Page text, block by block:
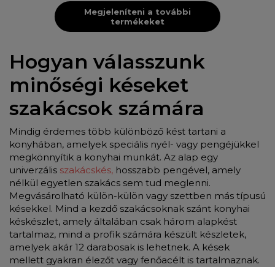
Megjeleníteni a további
termékeket
Hogyan válasszunk
minőségi késeket
szakácsok számára
Mindig érdemes több különböző kést tartani a
konyhában, amelyek speciális nyél- vagy pengéjükkel
megkönnyítik a konyhai munkát. Az alap egy
univerzális szakácskés, hosszabb pengével, amely
nélkül egyetlen szakács sem tud meglenni.
Megvásárolható külön-külön vagy szettben más típusú
késekkel. Mind a kezdő szakácsoknak szánt konyhai
késkészlet, amely általában csak három alapkést
tartalmaz, mind a profik számára készült készletek,
amelyek akár 12 darabosak is lehetnek. A kések
mellett gyakran élezőt vagy fenőacélt is tartalmaznak.